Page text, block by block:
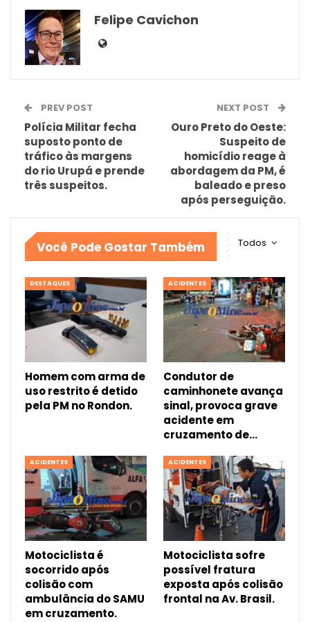
Felipe Cavichon
PREV POST
Polícia Militar fecha
suposto ponto de
tráfico às margens
do rio Urupá e prende
três suspeitos.
NEXT POST
Ouro Preto do Oeste:
Suspeito de
homicídio reage à
abordagem da PM, é
baleado e preso
após perseguição.
Todos
Você Pode Gostar Também
DESTAQUES
Homem com arma de
uso restrito é detido
pela PM no Rondon.
ACIDENTES
Condutor de
caminhonete avança
sinal, provoca grave
acidente em
cruzamento de…
ACIDENTES
Motociclista é
socorrido após
colisão com
ambulância do SAMU
em cruzamento.
ACIDENTES
Motociclista sofre
possível fratura
exposta após colisão
frontal na Av. Brasil.